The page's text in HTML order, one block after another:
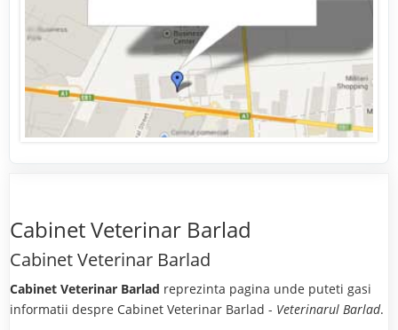
Cabinet Veterinar Barlad
Cabinet Veterinar Barlad
Cabinet Veterinar Barlad reprezinta pagina unde puteti gasi
informatii despre Cabinet Veterinar Barlad - Veterinarul Barlad.